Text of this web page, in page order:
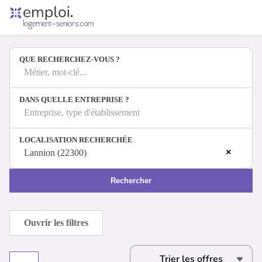
Offres d'emploi
Entreprises
Métiers
Se connecter
Espace candidat
Espace recruteur
QUE RECHERCHEZ-VOUS ?
Métier, mot-clé...
DANS QUELLE ENTREPRISE ?
Entreprise, type d'établissement
LOCALISATION RECHERCHÉE
×
Lannion (22300)
Rechercher
Ouvrir les filtres